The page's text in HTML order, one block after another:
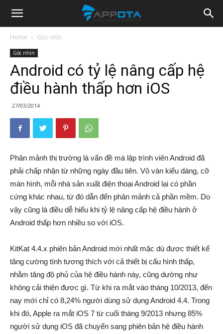
Appota
News
Home Góc nhìn
Góc nhìn
Android có tỷ lệ nâng cấp hệ
điều hành thấp hơn iOS
27/03/2014
Phân mảnh thị trường là vấn đề mà lập trình viên Android đã
phải chấp nhận từ những ngày đầu tiên. Vô vàn kiểu dáng, cỡ
màn hình, mỗi nhà sản xuất điện thoại Android lại có phần
cứng khác nhau, từ đó dẫn đến phân mảnh cả phần mềm. Do
vậy cũng là điều dễ hiểu khi tỷ lệ nâng cấp hệ điều hành ở
Android thấp hơn nhiều so với iOS.
KitKat 4.4.x phiên bản Android mới nhất mặc dù được thiết kế
tăng cường tính tương thích với cả thiết bị cấu hình thấp,
nhằm tăng độ phủ của hệ điều hành này, cũng dường như
không cải thiện được gì. Từ khi ra mắt vào tháng 10/2013, đến
nay mới chỉ có 8,24% người dùng sử dụng Android 4.4. Trong
khi đó, Apple ra mắt iOS 7 từ cuối tháng 9/2013 nhưng 85%
người sử dụng iOS đã chuyển sang phiên bản hệ điều hành